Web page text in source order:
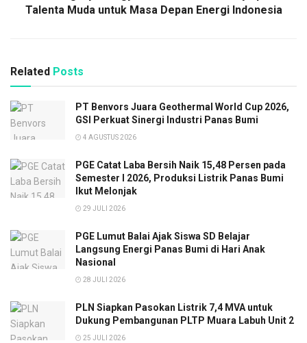
Talenta Muda untuk Masa Depan Energi Indonesia
Related Posts
PT Benvors Juara Geothermal World Cup 2026,
GSI Perkuat Sinergi Industri Panas Bumi
4 AGUSTUS 2026
PGE Catat Laba Bersih Naik 15,48 Persen pada
Semester I 2026, Produksi Listrik Panas Bumi
Ikut Melonjak
29 JULI 2026
PGE Lumut Balai Ajak Siswa SD Belajar
Langsung Energi Panas Bumi di Hari Anak
Nasional
28 JULI 2026
PLN Siapkan Pasokan Listrik 7,4 MVA untuk
Dukung Pembangunan PLTP Muara Labuh Unit 2
25 JULI 2026